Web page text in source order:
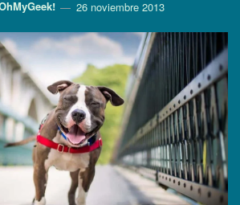
26 noviembre 2013